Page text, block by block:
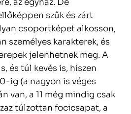
az egyház. De
szűk és zárt
csoportképet alkosson,
személyes karakterek, és
jelenhetnek meg. A
és túl kevés is, hiszen
ig (a nagyon is véges
van, a 11 még mindig csak
túlzottan focicsapat, a